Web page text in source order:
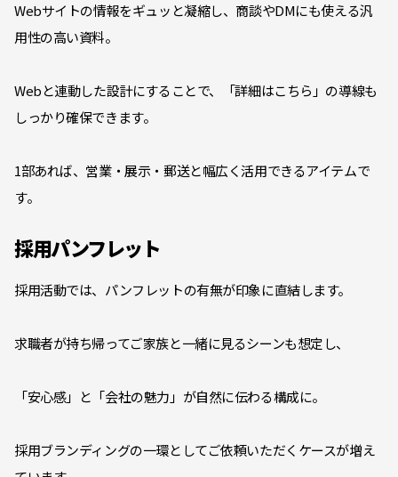
Webサイトの情報をギュッと凝縮し、商談やDMにも使える汎
用性の高い資料。
Webと連動した設計にすることで、「詳細はこちら」の導線も
しっかり確保できます。
1部あれば、営業・展示・郵送と幅広く活用できるアイテムで
す。
採用パンフレット
採用活動では、パンフレットの有無が印象に直結します。
求職者が持ち帰ってご家族と一緒に見るシーンも想定し、
「安心感」と「会社の魅力」が自然に伝わる構成に。
採用ブランディングの一環としてご依頼いただくケースが増え